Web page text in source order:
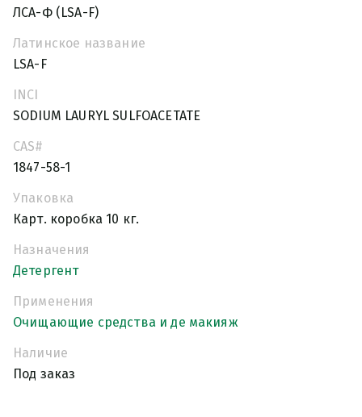
ЛСА-Ф (LSA-F)
Латинское название
LSA-F
INCI
SODIUM LAURYL SULFOACETATE
CAS#
1847-58-1
Упаковка
Карт. коробка 10 кг.
Назначения
Детергент
Применения
Очищающие средства и де макияж
Наличие
Под заказ